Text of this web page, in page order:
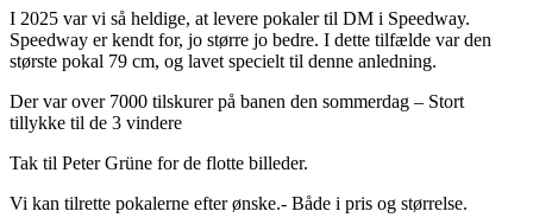
I 2025 var vi så heldige, at levere pokaler til DM i Speedway.
Speedway er kendt for, jo større jo bedre. I dette tilfælde var den
største pokal 79 cm, og lavet specielt til denne anledning.
Der var over 7000 tilskurer på banen den sommerdag – Stort
tillykke til de 3 vindere
Tak til Peter Grüne for de flotte billeder.
Vi kan tilrette pokalerne efter ønske.- Både i pris og størrelse.